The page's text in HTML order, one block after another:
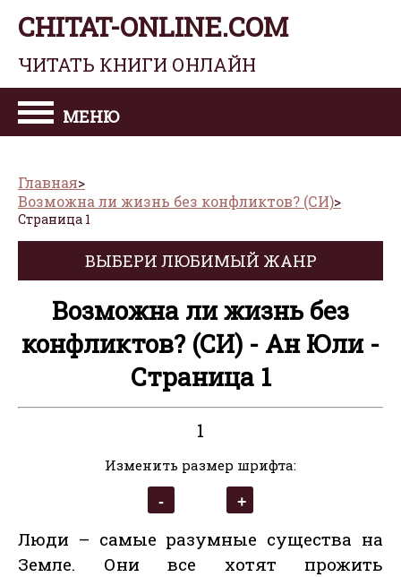
CHITAT-ONLINE.COM
ЧИТАТЬ КНИГИ ОНЛАЙН
МЕНЮ
Главная
Возможна ли жизнь без конфликтов? (СИ)
Страница 1
ВЫБЕРИ ЛЮБИМЫЙ ЖАНР
Возможна ли жизнь без
конфликтов? (СИ) - Ан Юли -
Страница 1
1
Изменить размер шрифта:
Люди – самые разумные существа на
Земле. Они все хотят прожить